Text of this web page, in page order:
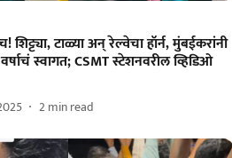
टाळ्या अन् रेल्वेचा हॉर्न, मुंबईकरांनी
स्वागत; CSMT स्टेशनवरील व्हिडिओ
2min read